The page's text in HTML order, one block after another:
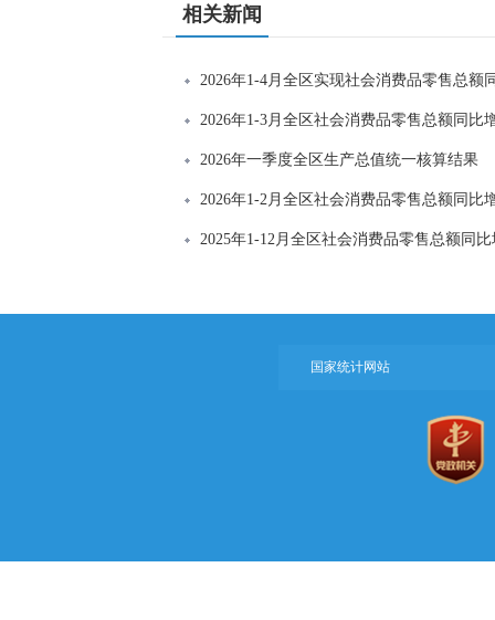
相关新闻
2026年1-4月全区实现社会消费品零售总额
2026年1-3月全区社会消费品零售总额同比
2026年一季度全区生产总值统一核算结果
2026年1-2月全区社会消费品零售总额同比
2025年1-12月全区社会消费品零售总额同比
国家统计网站